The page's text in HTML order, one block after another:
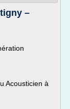
–
Acousticien à